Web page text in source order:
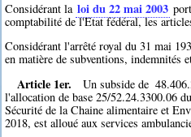
Considérant la loi du 22 mai 2003
comptabilité de l'Etat fédéral, les
Considérant l'arrêté royal du 31 mai
en matière de subventions, indemnités
Article 1er.
Un subside de 
l'allocation de base 25/52.24.3300.06
Sécurité de la Chaine alimentaire et
2018, est alloué aux services